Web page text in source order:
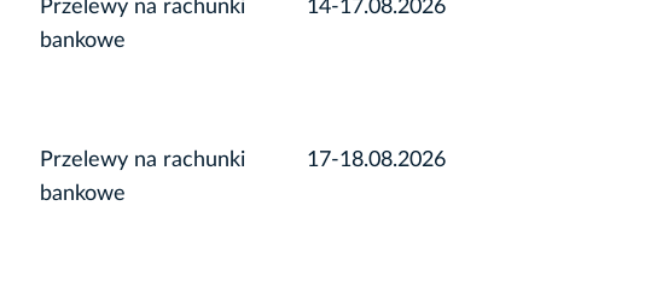
Przelewy na rachunki
bankowe
14-17.08.2026
Przelewy na rachunki
bankowe
17-18.08.2026